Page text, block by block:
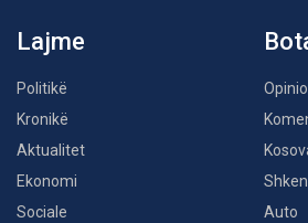
Lajme
Politikë
Kronikë
Aktualitet
Ekonomi
Sociale
Auto